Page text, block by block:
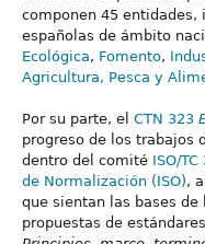
componen 45 entidades,
españolas de ámbito
Ecológica, Fomento,
Agricultura, Pesca y
Por su parte, el CTN 323
progreso de los trabajos
dentro del comité ISO/TC
de Normalización (ISO),
que sientan las bases
propuestas de